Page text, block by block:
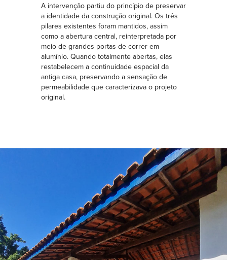
A intervenção partiu do princípio de preservar
a identidade da construção original. Os três
pilares existentes foram mantidos, assim
como a abertura central, reinterpretada por
meio de grandes portas de correr em
alumínio. Quando totalmente abertas, elas
restabelecem a continuidade espacial da
antiga casa, preservando a sensação de
permeabilidade que caracterizava o projeto
original.